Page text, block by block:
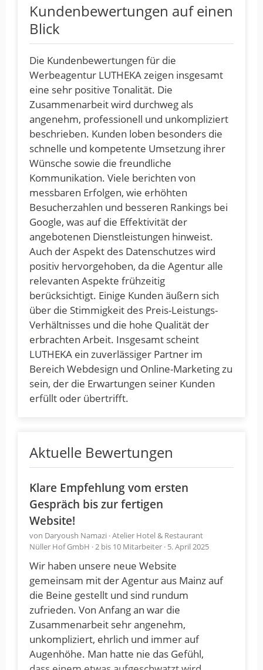
Kundenbewertungen auf einen
Blick
Die Kundenbewertungen für die
Werbeagentur LUTHEKA zeigen insgesamt
eine sehr positive Tonalität. Die
Zusammenarbeit wird durchweg als
angenehm, professionell und unkompliziert
beschrieben. Kunden loben besonders die
schnelle und kompetente Umsetzung ihrer
Wünsche sowie die freundliche
Kommunikation. Viele berichten von
messbaren Erfolgen, wie erhöhten
Besucherzahlen und besseren Rankings bei
Google, was auf die Effektivität der
angebotenen Dienstleistungen hinweist.
Auch der Aspekt des Datenschutzes wird
positiv hervorgehoben, da die Agentur alle
relevanten Aspekte frühzeitig
berücksichtigt. Einige Kunden äußern sich
über die Stimmigkeit des Preis-Leistungs-
Verhältnisses und die hohe Qualität der
erbrachten Arbeit. Insgesamt scheint
LUTHEKA ein zuverlässiger Partner im
Bereich Webdesign und Online-Marketing zu
sein, der die Erwartungen seiner Kunden
erfüllt oder übertrifft.
Aktuelle Bewertungen
Klare Empfehlung vom ersten
Gespräch bis zur fertigen
Website!
von Daryoush Namazi · Atelier Hotel & Restaurant
Nüller Hof GmbH · 2 bis 10 Mitarbeiter · 5. April 2025
Wir haben unsere neue Website
gemeinsam mit der Agentur aus Mainz auf
die Beine gestellt und sind rundum
zufrieden. Von Anfang an war die
Zusammenarbeit sehr angenehm,
unkompliziert, ehrlich und immer auf
Augenhöhe. Man hatte nie das Gefühl,